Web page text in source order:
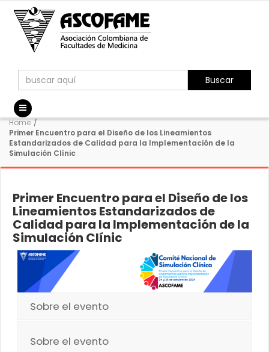
Buscar
Home /
Primer Encuentro para el Diseño de los Lineamientos
Estandarizados de Calidad para la Implementación de la
Simulación Clínic
Primer Encuentro para el Diseño de los
Lineamientos Estandarizados de
Calidad para la Implementación de la
Simulación Clínic
Sobre el evento
Sobre el evento